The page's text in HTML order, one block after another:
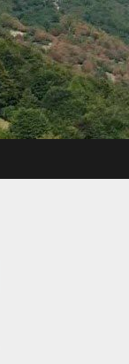
Skip
to
content